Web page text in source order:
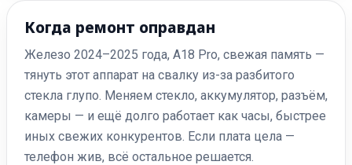
Когда ремонт оправдан
Железо 2024–2025 года, A18 Pro, свежая память —
тянуть этот аппарат на свалку из-за разбитого
стекла глупо. Меняем стекло, аккумулятор, разъём,
камеры — и ещё долго работает как часы, быстрее
иных свежих конкурентов. Если плата цела —
телефон жив, всё остальное решается.